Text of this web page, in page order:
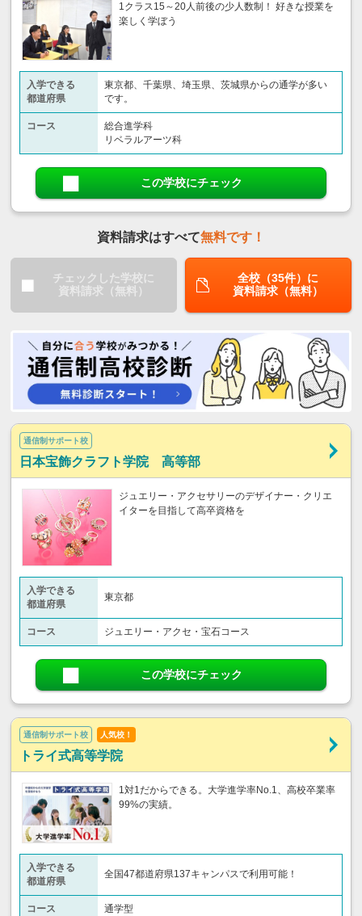
1クラス15～20人前後の少人数制！ 好きな授業を
楽しく学ぼう
入学できる
都道府県
東京都、千葉県、埼玉県、茨城県からの通学が多い
です。
コース
総合進学科
リベラルアーツ科
この学校にチェック
資料請求はすべて無料です！
チェックした学校に
資料請求（無料）
全校（35件）に
資料請求（無料）
通信制サポート校
日本宝飾クラフト学院 高等部
ジュエリー・アクセサリーのデザイナー・クリエ
イターを目指して高卒資格を
入学できる
都道府県
東京都
コース ジュエリー・アクセ・宝石コース
この学校にチェック
通信制サポート校 人気校！
トライ式高等学院
1対1だからできる。大学進学率No.1、高校卒業率
99%の実績。
入学できる
都道府県
全国47都道府県137キャンパスで利用可能！
コース
通学型